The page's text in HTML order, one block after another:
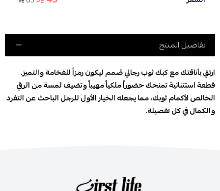
تفاصيل المنتج
ارتقِ بأناقتك مع كبك ثوب رجالي صُمم ليكون رمزاً للفخامة والتميز.
قطعة استثنائية تمنحك حضوراً ملكياً مهيباً وتضيف لمسة من الرقي
الخالص لأكمام ثوبك، مما يجعله الخيار الأول للرجل الباحث عن التفرد
والكمال في كل تفصيلة.